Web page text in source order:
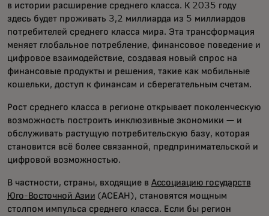
в истории расширение среднего класса. К 2035 году
здесь будет проживать 3,2 миллиарда из 5 миллиардов
потребителей среднего класса мира. Эта трансформация
меняет глобальное потребление, финансовое поведение и
цифровое взаимодействие, создавая новый спрос на
финансовые продукты и решения, такие как мобильные
кошельки, доступ к финансам и сберегательным счетам.
Рост среднего класса в регионе открывает поколенческую
возможность построить инклюзивные экономики — и
обслуживать растущую потребительскую базу, которая
становится всё более связанной, предпринимательской и
цифровой возможностью.
В частности, страны, входящие в Ассоциацию государств
Юго-Восточной Азии (АСЕАН), становятся мощным
столпом импульса среднего класса. Если бы регион